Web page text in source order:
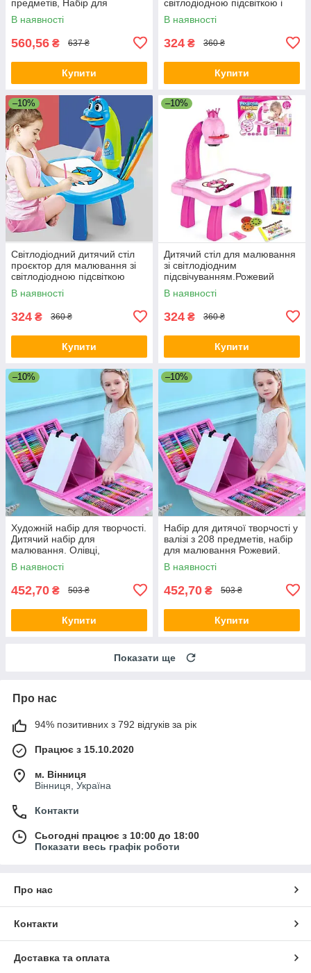
предметів, Набір для
малювання Блакитний
В наявності
560,56 ₴ 637 ₴
Купити
світлодіодною підсвіткою і
проєкцією малюнків Рожевий
В наявності
324 ₴ 360 ₴
Купити
–10%
Світлодіодний дитячий стіл
проєктор для малювання зі
світлодіодною підсвіткою
Синій
В наявності
324 ₴ 360 ₴
Купити
–10%
Дитячий стіл для малювання
зі світлодіодним
підсвічуванням.Рожевий
В наявності
324 ₴ 360 ₴
Купити
–10%
Художній набір для творчості.
Дитячий набір для
малювання. Олівці,
фломастери, фарби,
пензлики, крейди
В наявності
452,70 ₴ 503 ₴
Купити
–10%
Набір для дитячої творчості у
валізі з 208 предметів, набір
для малювання Рожевий.
В наявності
452,70 ₴ 503 ₴
Купити
Показати ще
Про нас
94% позитивних з 792 відгуків за рік
Працює з 15.10.2020
м. Вінниця
Вінниця, Україна
Контакти
Сьогодні працює з 10:00 до 18:00
Показати весь графік роботи
Про нас
Контакти
Доставка та оплата